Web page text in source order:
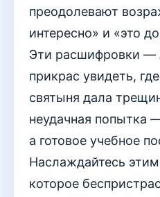
преодолевают
интересно» и «это
Эти расшифровки —
прикрас увидеть,
святыня дала
неудачная попытка
а готовое учебное
Наслаждайтесь
которое